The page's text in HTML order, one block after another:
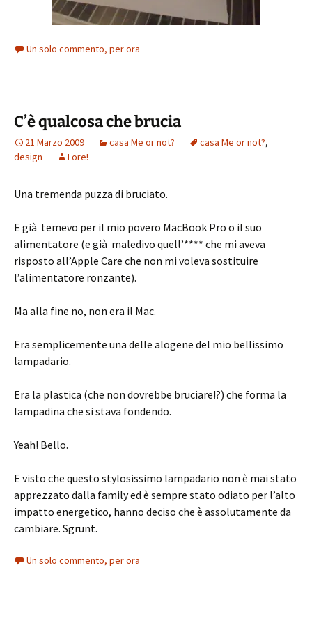
Un solo commento, per ora
C’è qualcosa che brucia
21 Marzo 2009 casa Me or not? casa Me or not?,
design
Lore!
Una tremenda puzza di bruciato.
E già temevo per il mio povero MacBook Pro o il suo
alimentatore (e già maledivo quell’**** che mi aveva
risposto all’Apple Care che non mi voleva sostituire
l’alimentatore ronzante).
Ma alla fine no, non era il Mac.
Era semplicemente una delle alogene del mio bellissimo
lampadario.
Era la plastica (che non dovrebbe bruciare!?) che forma la
lampadina che si stava fondendo.
Yeah! Bello.
E visto che questo stylosissimo lampadario non è mai stato
apprezzato dalla family ed è sempre stato odiato per l’alto
impatto energetico, hanno deciso che è assolutamente da
cambiare. Sgrunt.
Un solo commento, per ora